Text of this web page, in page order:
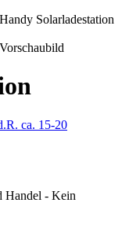
Handy Solarladestation
ca. 15-20
Handel - Kein